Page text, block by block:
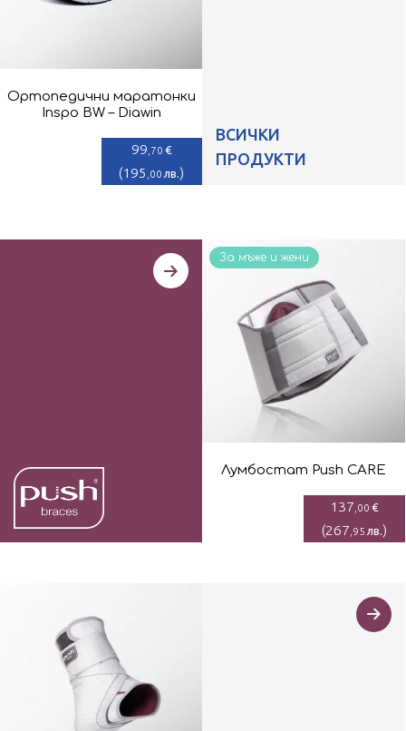
Ортопедични маратонки
Inspo BW – Diawin
99 ,70 €
(195 ,00 лв.)
ВСИЧКИ
ПРОДУКТИ
Лумбостaт Push CARE
137 ,00 €
(267 ,95 лв.)
За мъже и жени